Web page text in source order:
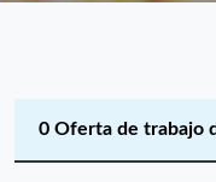
0 Oferta de trabajo